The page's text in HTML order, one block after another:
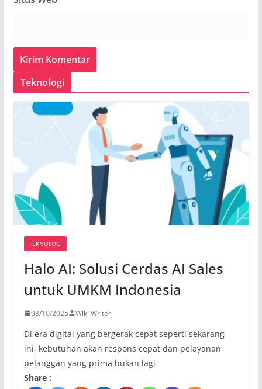
Teknologi
TEKNOLOGI
Halo AI: Solusi Cerdas AI Sales
untuk UMKM Indonesia
03/10/2025 Wiki Writer
Di era digital yang bergerak cepat seperti sekarang
ini, kebutuhan akan respons cepat dan pelayanan
pelanggan yang prima bukan lagi
Share :